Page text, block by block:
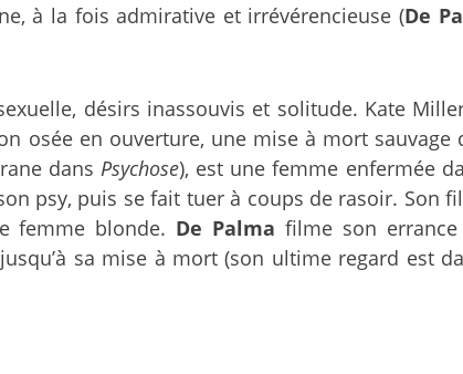
à la fois admirative et irrévérencieuse (De
désirs inassouvis et solitude. Kate
osée en ouverture, une mise à mort sauvage
dansPsychose), est une femme enfermée
psy, puis se fait tuer à coups de rasoir. Son
femme blonde. De Palma filme son
sa mise à mort (son ultime regard est